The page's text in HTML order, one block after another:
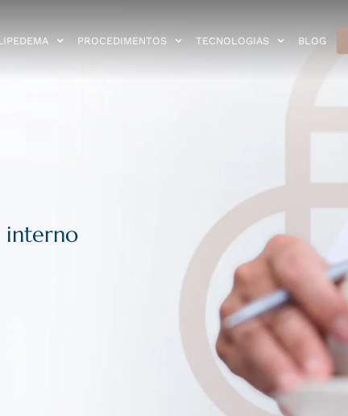
PROCEDIMENTOS TECNOLOGIAS BLOG
interno